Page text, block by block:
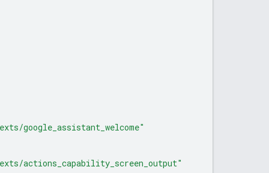
google_assistant_welcome"
actions_capability_screen_output"